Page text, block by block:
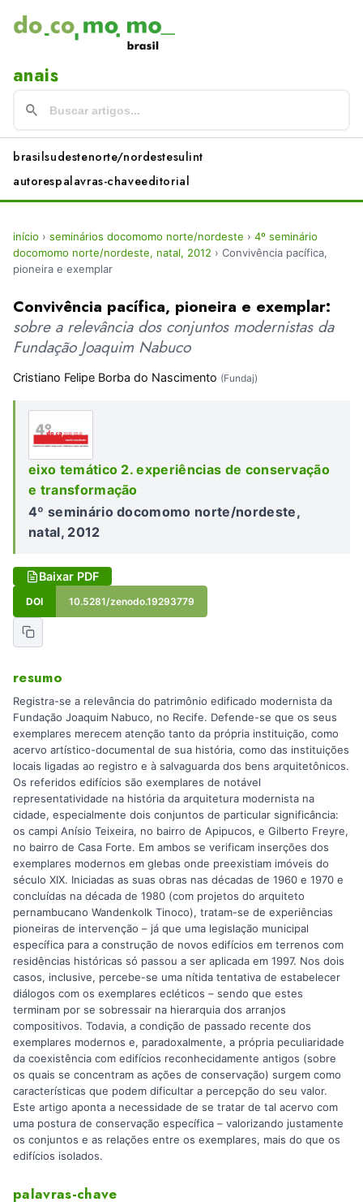
anais
brasilsudestenorte/nordestesulint
autorespalavras-chaveeditorial
início › seminários docomomo norte/nordeste › 4º seminário
docomomo norte/nordeste, natal, 2012 › Convivência pacífica,
pioneira e exemplar
Convivência pacífica, pioneira e exemplar:
sobre a relevância dos conjuntos modernistas da
Fundação Joaquim Nabuco
Cristiano Felipe Borba do Nascimento (Fundaj)
eixo temático 2. experiências de conservação
e transformação
4º seminário docomomo norte/nordeste,
natal, 2012
Baixar PDF
DOI 10.5281/zenodo.19293779
resumo
Registra-se a relevância do patrimônio edificado modernista da
Fundação Joaquim Nabuco, no Recife. Defende-se que os seus
exemplares merecem atenção tanto da própria instituição, como
acervo artístico-documental de sua história, como das instituições
locais ligadas ao registro e à salvaguarda dos bens arquitetônicos.
Os referidos edifícios são exemplares de notável
representatividade na história da arquitetura modernista na
cidade, especialmente dois conjuntos de particular significância:
os campi Anísio Teixeira, no bairro de Apipucos, e Gilberto Freyre,
no bairro de Casa Forte. Em ambos se verificam inserções dos
exemplares modernos em glebas onde preexistiam imóveis do
século XIX. Iniciadas as suas obras nas décadas de 1960 e 1970 e
concluídas na década de 1980 (com projetos do arquiteto
pernambucano Wandenkolk Tinoco), tratam-se de experiências
pioneiras de intervenção – já que uma legislação municipal
específica para a construção de novos edifícios em terrenos com
residências históricas só passou a ser aplicada em 1997. Nos dois
casos, inclusive, percebe-se uma nítida tentativa de estabelecer
diálogos com os exemplares ecléticos – sendo que estes
terminam por se sobressair na hierarquia dos arranjos
compositivos. Todavia, a condição de passado recente dos
exemplares modernos e, paradoxalmente, a própria peculiaridade
da coexistência com edifícios reconhecidamente antigos (sobre
os quais se concentram as ações de conservação) surgem como
características que podem dificultar a percepção do seu valor.
Este artigo aponta a necessidade de se tratar de tal acervo com
uma postura de conservação específica – valorizando justamente
os conjuntos e as relações entre os exemplares, mais do que os
edifícios isolados.
palavras-chave